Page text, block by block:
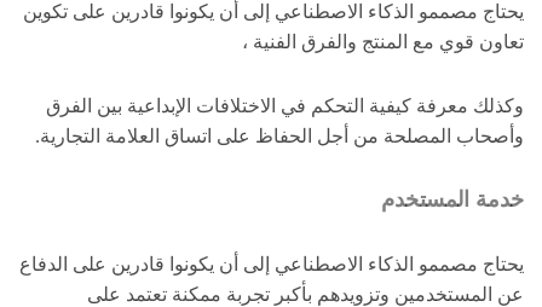
يحتاج مصممو الذكاء الاصطناعي إلى أن يكونوا قادرين على تكوين
تعاون قوي مع المنتج والفرق الفنية ،
وكذلك معرفة كيفية التحكم في الاختلافات الإبداعية بين الفرق
وأصحاب المصلحة من أجل الحفاظ على اتساق العلامة التجارية.
خدمة المستخدم
يحتاج مصممو الذكاء الاصطناعي إلى أن يكونوا قادرين على الدفاع
عن المستخدمين وتزويدهم بأكبر تجربة ممكنة تعتمد على